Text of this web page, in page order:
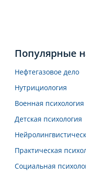
Популярные
Нефтегазовое дело
Нутрициология
Военная психология
Детская психология
Практическая
Социальная